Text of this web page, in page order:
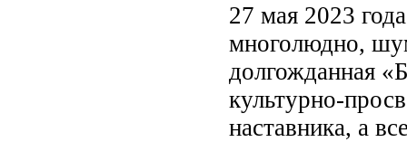
27 мая 2023
многолюдно,
долгожданная
культурно-
наставника, а